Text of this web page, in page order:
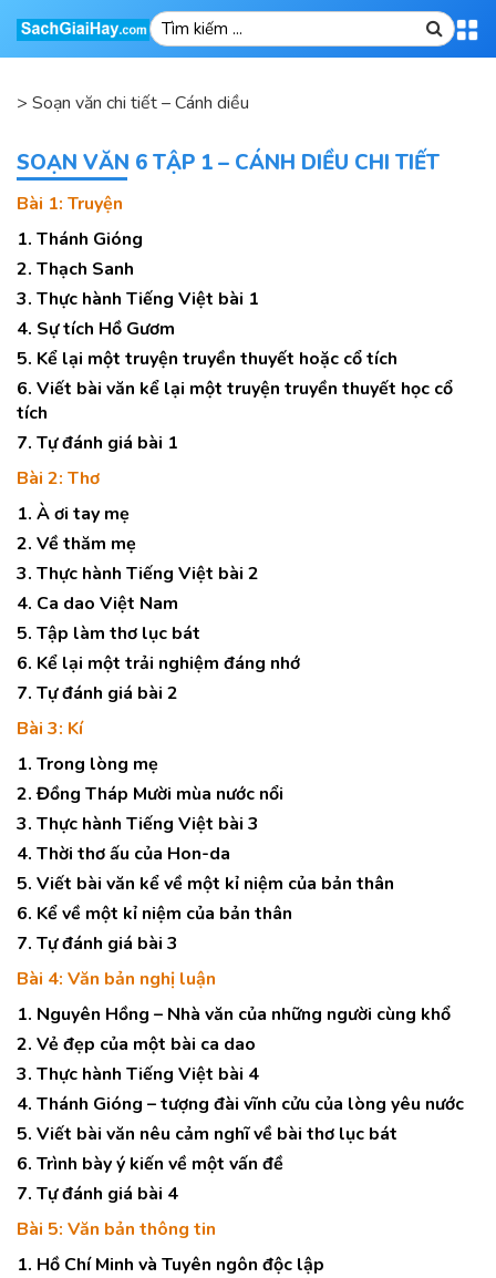
> Soạn văn chi tiết – Cánh diều
SOẠN VĂN 6 TẬP 1 – CÁNH DIỀU CHI TIẾT
Bài 1: Truyện
1. Thánh Gióng
2. Thạch Sanh
3. Thực hành Tiếng Việt bài 1
4. Sự tích Hồ Gươm
5. Kể lại một truyện truyền thuyết hoặc cổ tích
6. Viết bài văn kể lại một truyện truyền thuyết học cổ
tích
7. Tự đánh giá bài 1
Bài 2: Thơ
1. À ơi tay mẹ
2. Về thăm mẹ
3. Thực hành Tiếng Việt bài 2
4. Ca dao Việt Nam
5. Tập làm thơ lục bát
6. Kể lại một trải nghiệm đáng nhớ
7. Tự đánh giá bài 2
Bài 3: Kí
1. Trong lòng mẹ
2. Đồng Tháp Mười mùa nước nổi
3. Thực hành Tiếng Việt bài 3
4. Thời thơ ấu của Hon-da
5. Viết bài văn kể về một kỉ niệm của bản thân
6. Kể về một kỉ niệm của bản thân
7. Tự đánh giá bài 3
Bài 4: Văn bản nghị luận
1. Nguyên Hồng – Nhà văn của những người cùng khổ
2. Vẻ đẹp của một bài ca dao
3. Thực hành Tiếng Việt bài 4
4. Thánh Gióng – tượng đài vĩnh cửu của lòng yêu nước
5. Viết bài văn nêu cảm nghĩ về bài thơ lục bát
6. Trình bày ý kiến về một vấn đề
7. Tự đánh giá bài 4
Bài 5: Văn bản thông tin
1. Hồ Chí Minh và Tuyên ngôn độc lập